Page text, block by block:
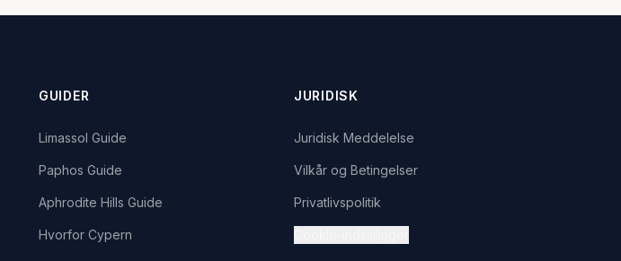
GUIDER
Limassol Guide
Paphos Guide
Aphrodite Hills Guide
Hvorfor Cypern
JURIDISK
Juridisk Meddelelse
Vilkår og Betingelser
Privatlivspolitik